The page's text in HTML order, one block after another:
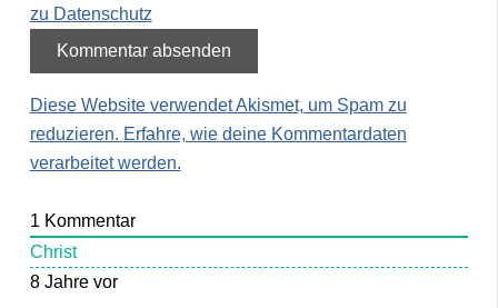
zu Datenschutz
Diese Website verwendet Akismet, um Spam zu
reduzieren. Erfahre, wie deine Kommentardaten
verarbeitet werden.
1 Kommentar
Christ
8 Jahre vor